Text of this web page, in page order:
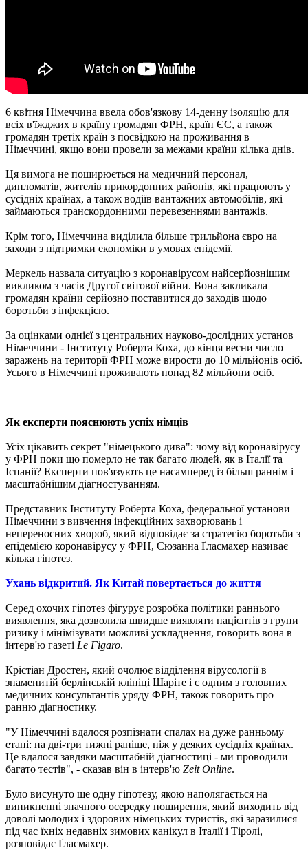
6 квітня Німеччина ввела обов'язкову 14-денну ізоляцію для
всіх в'їжджих в країну громадян ФРН, країн ЄС, а також
громадян третіх країн з посвідкою на проживання в
Німеччині, якщо вони провели за межами країни кілька днів.
Ця вимога не поширюється на медичний персонал,
дипломатів, жителів прикордонних районів, які працюють у
сусідніх країнах, а також водіїв вантажних автомобілів, які
займаються транскордонними перевезеннями вантажів.
Крім того, Німеччина виділила більше трильйона євро на
заходи з підтримки економіки в умовах епідемії.
Меркель назвала ситуацію з коронавірусом найсерйознішим
викликом з часів Другої світової війни. Вона закликала
громадян країни серйозно поставитися до заходів щодо
боротьби з інфекцією.
За оцінками однієї з центральних науково-дослідних установ
Німеччини - Інституту Роберта Коха, до кінця весни число
заражень на території ФРН може вирости до 10 мільйонів осіб.
Усього в Німеччині проживають понад 82 мільйони осіб.
Як експерти пояснюють успіх німців
Усіх цікавить секрет "німецького дива": чому від коронавірусу
у ФРН поки що померло не так багато людей, як в Італії та
Іспанії? Експерти пов'язують це насамперед із більш раннім і
масштабнішим діагностуванням.
Представник Інституту Роберта Коха, федеральної установи
Німеччини з вивчення інфекційних захворювань і
непереносних хвороб, який відповідає за стратегію боротьби з
епідемією коронавірусу у ФРН, Сюзанна Ґласмахер називає
кілька гіпотез.
Ухань відкритий. Як Китай повертається до життя
Серед охочих гіпотез фігурує розробка політики раннього
виявлення, яка дозволила швидше виявляти пацієнтів з групи
ризику і мінімізувати можливі ускладнення, говорить вона в
інтерв'ю газеті Le Figaro.
Крістіан Дростен, який очолює відділення вірусології в
знаменитій берлінській клініці Шаріте і є одним з головних
медичних консультантів уряду ФРН, також говорить про
ранню діагностику.
"У Німеччині вдалося розпізнати спалах на дуже ранньому
етапі: на дві-три тижні раніше, ніж у деяких сусідніх країнах.
Це вдалося завдяки масштабній діагностиці - ми проводили
багато тестів", - сказав він в інтерв'ю Zeit Online.
Було висунуто ще одну гіпотезу, якою наполягається на
виникненні значного осередку поширення, який виходить від
доволі молодих і здорових німецьких туристів, які заразилися
під час їхніх недавніх зимових канікул в Італії і Тіролі,
розповідає Ґласмахер.